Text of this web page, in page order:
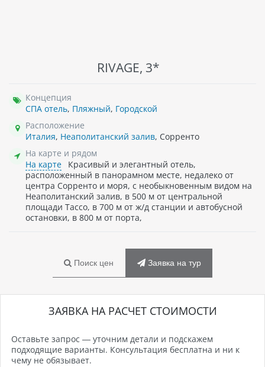
RIVAGE, 3*
Концепция
СПА отель, Пляжный, Городской
Расположение
Италия, Неаполитанский залив, Сорренто
На карте и рядом
На карте
Красивый и элегантный отель,
расположенный в панорамном месте, недалеко от
центра Сорренто и моря, с необыкновенным видом на
Неаполитанский залив, в 500 м от центральной
площади Тассо, в 700 м от ж/д станции и автобусной
остановки, в 800 м от порта,
Поиск цен Заявка на тур
ЗАЯВКА НА РАСЧЕТ СТОИМОСТИ
Оставьте запрос — уточним детали и подскажем
подходящие варианты. Консультация бесплатна и ни к
чему не обязывает.